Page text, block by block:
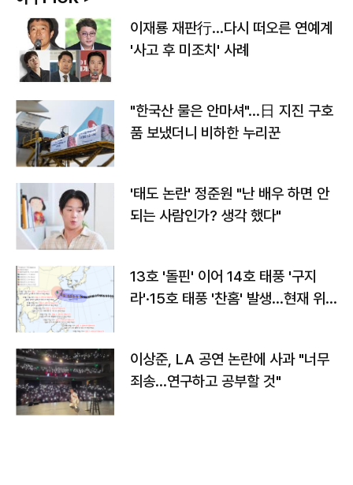
이재룡 재판行…다시 떠오른 연예계
'사고 후 미조치' 사례
"한국산 물은 안마셔"…日 지진 구호
품 보냈더니 비하한 누리꾼
'태도 논란' 정준원 "난 배우 하면 안
되는 사람인가? 생각 했다"
13호 '돌핀' 이어 14호 태풍 '구지
라'·15호 태풍 '찬홈' 발생…현재 위
이상준, LA 공연 논란에 사과 "너무
죄송…연구하고 공부할 것"